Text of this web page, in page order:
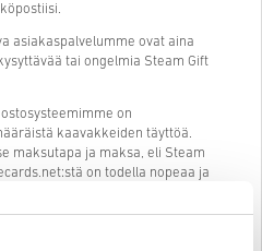
asiakaspalvelumme ovat aina
tai ongelmia Steam Gift
on
kaavakkeiden täyttöä.
maksutapa ja maksa, eli Steam
on todella nopeaa ja